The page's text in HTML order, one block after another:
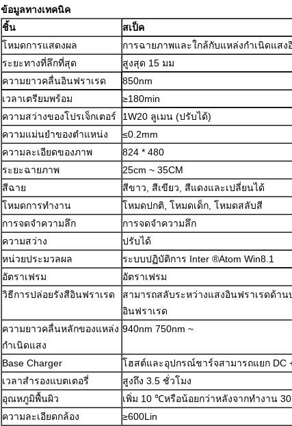
ข้อมูลทางเทคนิค
ชิ้น
สเป็ค
โหมดการแสดงผล
การฉายภาพและใกล้กับแหล่งกำเนิดแสง
ระยะทางที่ลึกที่สุด
สูงสุด 15 มม
ความยาวคลื่นอินฟราเรด
850nm
เวลาเตรียมพร้อม
≥180min
ความสว่างของโปรเจ็กเตอร์
1W20 ลูเมน (ปรับได้)
ความแม่นยำของตำแหน่ง
≤0.2mm
ความละเอียดของภาพ
824 * 480
ระยะฉายภาพ
25cm ~ 35CM
สีฉาย
สีขาว, สีเขียว, สีแดงและเปลี่ยนได้
โหมดการทำงาน
โหมดปกติ, โหมดเด็ก, โหมดสลับสี
การจดจำความลึก
การจดจำความลึก
ความสว่าง
ปรับได้
หน่วยประมวลผล
ระบบปฏิบัติการ Inter ®Atom Win8.1
อัตราเฟรม
อัตราเฟรม
วิธีการปล่อยรังสีอินฟราเรด
สามารถสลับระหว่างแสงอินฟราเรดด้า
อินฟราเรด
ความยาวคลื่นหลักของแหล่ง
กำเนิดแสง
940nm 750nm ~
Base Charger
โฮสต์และอุปกรณ์ชาร์จสามารถแยก DC
เวลาสำรองแบตเตอรี่
สูงถึง 3.5 ชั่วโมง
อุณหภูมิพื้นผิว
เพิ่ม 10 ℃หรือน้อยกว่าหลังจากทำงาน
ความละเอียดกล้อง
≥600Lin